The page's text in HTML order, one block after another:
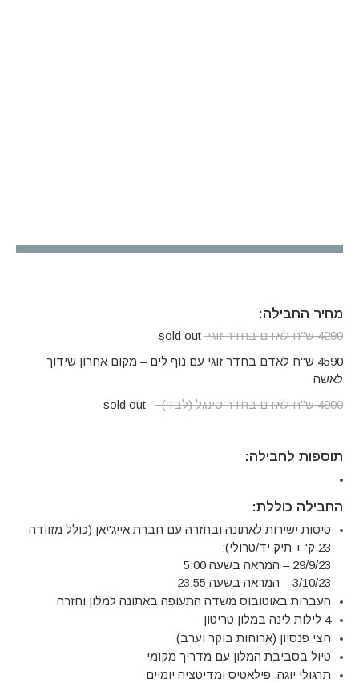
מחיר החבילה:
4290 ש"ח לאדם בחדר זוגי
4590 ש"ח לאדם בחדר זוגי עם נוף לים – מקום אחרון שידוך
לאשה
4900 ש"ח לאדם בחדר סינגל (לבד)
תוספות לחבילה:
החבילה כוללת:
טיסות ישירות לאתונה ובחזרה עם חברת אייג'יאן (כולל מזוודה
23 ק' + תיק יד/טרולי)
:
29/9/23 – המראה בשעה 5:00
3/10/23 – המראה בשעה 23:55
העברות באוטובוס משדה התעופה באתונה למלון וחזרה
4 לילות לינה במלון טריטון
חצי פנסיון (ארוחות בוקר וערב)
טיול בסביבת המלון עם מדריך מקומי
תרגולי יוגה, פילאטיס ומדיטציה יומיים